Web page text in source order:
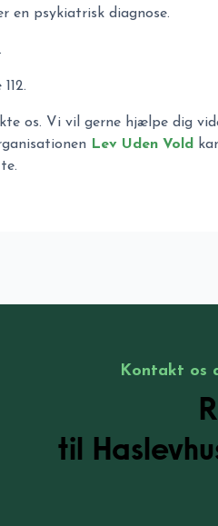
en psykiatrisk diagnose.
os. Vi vil gerne hjælpe dig
Lev Uden Vold
Kontakt os
til